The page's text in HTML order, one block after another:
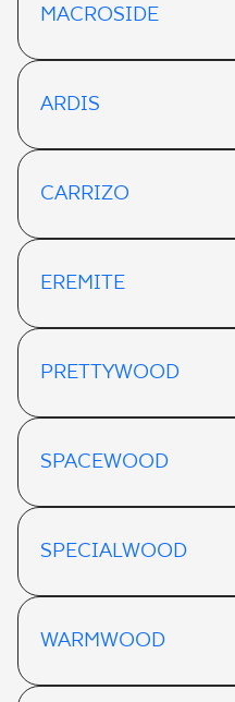
MACROSIDE
ARDIS
CARRIZO
EREMITE
PRETTYWOOD
SPACEWOOD
SPECIALWOOD
WARMWOOD